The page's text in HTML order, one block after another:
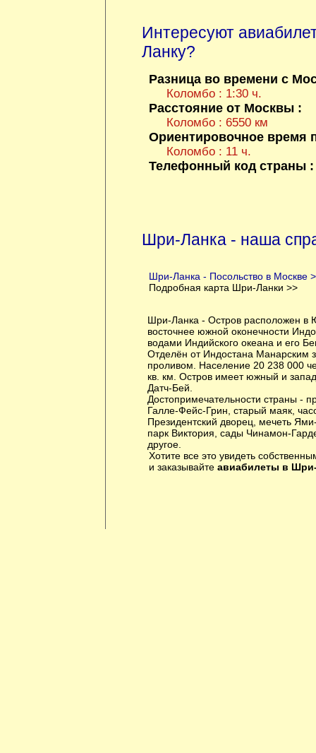
Интересуют
Ланку?
Разница во времени с
Коломбо : 1:30 ч.
Расстояние от Москвы :
Коломбо : 6550 км
Ориентировочное время
Коломбо : 11 ч.
Телефонный код страны
Шри-Ланка - наша
Шри-Ланка - Посольство в Москве
Подробная карта Шри-Ланки >>
Шри-Ланка - Остров расположен в
восточнее южной оконечности
водами Индийского океана и его
Отделён от Индостана Манарским
проливом. Население 20 238 000
кв. км. Остров имеет южный и
Датч-Бей.
Достопримечательности страны -
Галле-Фейс-Грин, старый маяк,
Президентский дворец, мечеть
парк Виктория, сады Чинамон-
другое.
Хотите все это увидеть
и заказывайте авиабилеты в